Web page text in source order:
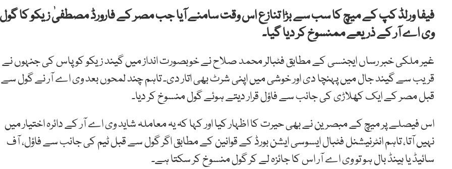
فیفا ورلڈ کپ کے میچ کا سب سے بڑا تنازع اس وقت سامنے آیا جب مصر کے فارورڈ مصطفیٰ زیکو کا گول
وی اے آر کے ذریعے ممنسوخ کر دیا گیا۔
غیر ملکی خبر رساں ایجنسی کے مطابق فٹبالر محمد صلاح نے خوبصورت انداز میں گیند زیکو کو پاس کی جنہوں نے
قریب سے گیند جال میں پہنچا دی اور خوشی میں اپنی شرٹ بھی اتار دی۔ تاہم چند لمحوں بعد وی اے آر نے گول سے
قبل مصر کے ایک کھلاڑی کی جانب سے فاؤل قرار دیتے ہوئے گول منسوخ کر دیا۔
اس فیصلے پر میچ کے مبصرین نے بھی حیرت کا اظہار کیا اور کہا کہ یہ معاملہ شاید وی اے آر کے دائرہ اختیار میں
نہیں آتا، تاہم انٹرنیشنل فٹبال ایسوسی ایشن بورڈ کے قوانین کے مطابق اگر گول سے قبل ٹیم کی جانب سے فاؤل، آف
سائیڈ یا ہینڈ بال ہو تو وی اے آر اس کا جائزہ لے کر گول منسوخ کر سکتا ہے۔